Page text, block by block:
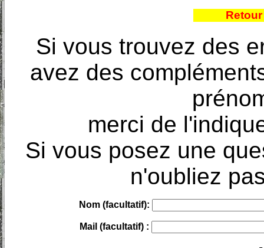
Si vous trouvez des
avez des
merci de
Si vous posez une
n'oubliez
Nom (facultatif):
Mail (facultatif) :